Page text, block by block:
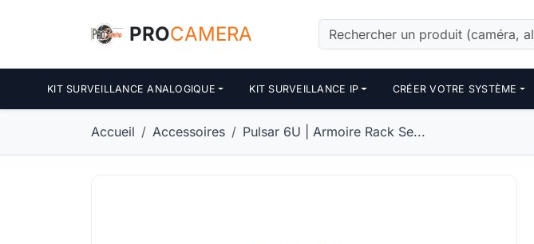
PROCAMERA
KIT SURVEILLANCE ANALOGIQUE KIT SURVEILLANCE IP CRÉER VOTRE SYSTÈME
Accueil Accessoires Pulsar 6U | Armoire Rack Se...